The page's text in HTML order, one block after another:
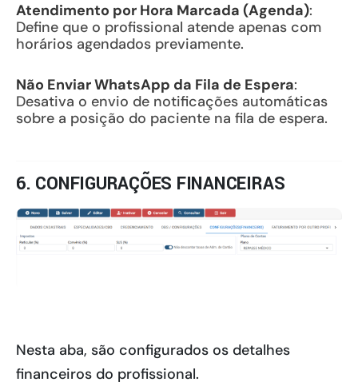
Atendimento por Hora Marcada (Agenda):
Define que o profissional atende apenas com
horários agendados previamente.
Não Enviar WhatsApp da Fila de Espera:
Desativa o envio de notificações automáticas
sobre a posição do paciente na fila de espera.
6. CONFIGURAÇÕES FINANCEIRAS
Nesta aba, são configurados os detalhes
financeiros do profissional.